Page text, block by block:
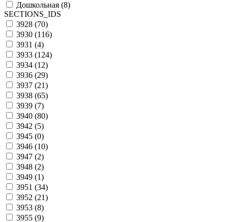
Дошкольная (8)
SECTIONS_IDS
3928 (70)
3930 (116)
3931 (4)
3933 (124)
3934 (12)
3936 (29)
3937 (21)
3938 (65)
3939 (7)
3940 (80)
3942 (5)
3945 (0)
3946 (10)
3947 (2)
3948 (2)
3949 (1)
3951 (34)
3952 (21)
3953 (8)
3955 (9)